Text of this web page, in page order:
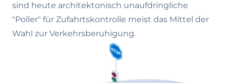
sind heute architektonisch unaufdringliche
"Poller" für Zufahrtskontrolle meist das Mittel der
Wahl zur Verkehrsberuhigung.